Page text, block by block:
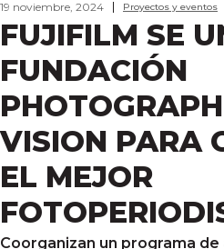
19 noviembre, 2024 Proyectos y eventos
FUJIFILM SE
FUNDACIÓN
VISION PARA
EL MEJOR
Coorganizan un programa